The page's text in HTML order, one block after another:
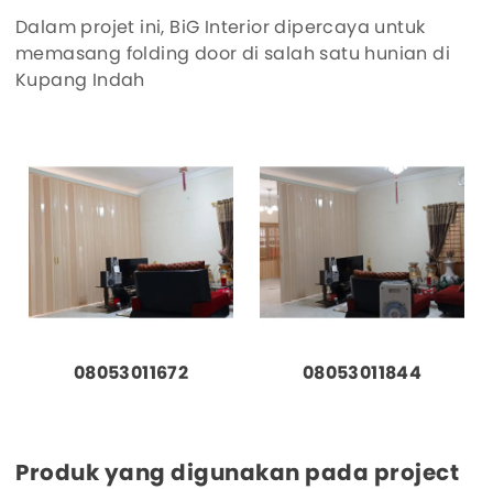
Dalam projet ini, BiG Interior dipercaya untuk
memasang folding door di salah satu hunian di
Kupang Indah
08053011672 08053011844
Produk yang digunakan pada project